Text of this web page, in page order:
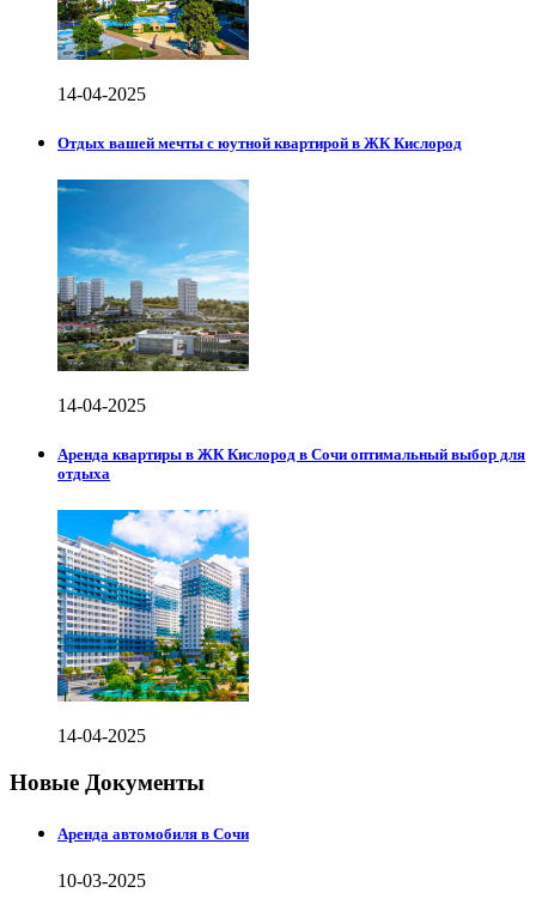
14-04-2025
Отдых вашей мечты с юутной квартирой в ЖК Кислород
14-04-2025
Аренда квартиры в ЖК Кислород в Сочи оптимальный выбор для
отдыха
14-04-2025
Новые Документы
Аренда автомобиля в Сочи
10-03-2025